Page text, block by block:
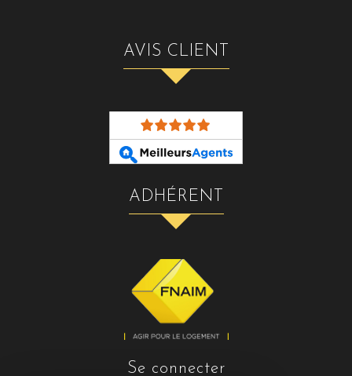
AVIS CLIENT
ADHÉRENT
se connecter